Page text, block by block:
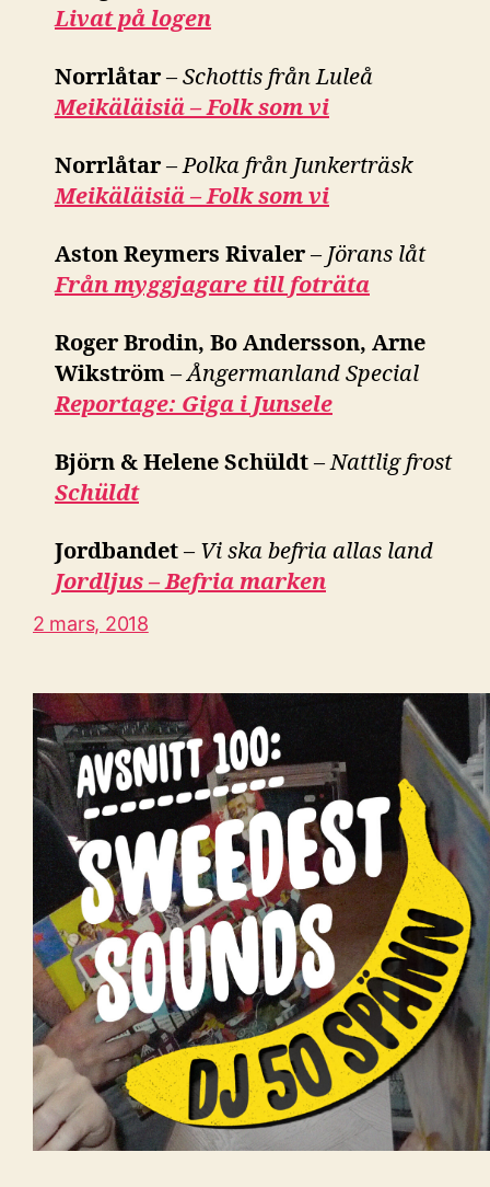
Livat på logen
Norrlåtar– Schottis från Luleå
Meikäläisiä – Folk som vi
Norrlåtar–Polka från Junkerträsk
Meikäläisiä – Folk som vi
Aston Reymers Rivaler– Jörans låt
Från myggjagare till foträta
Roger Brodin, Bo Andersson, Arne
Wikström –Ångermanland Special
Reportage: Giga i Junsele
Björn & Helene Schüldt –Nattlig frost
Schüldt
Jordbandet – Vi ska befria allas land
Jordljus – Befria marken
2 mars, 2018